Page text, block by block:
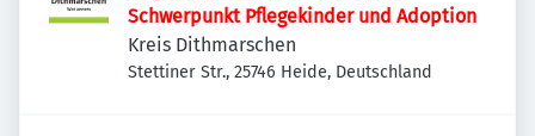
Schwerpunkt Pflegekinder und Adoption
Kreis Dithmarschen
Stettiner Str., 25746 Heide, Deutschland